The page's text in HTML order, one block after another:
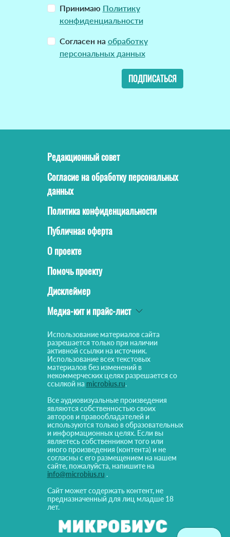
Принимаю Политику
конфиденциальности
Согласен на обработку
персональных данных
ПОДПИСАТЬСЯ
Редакционный совет
Согласие на обработку персональных
данных
Политика конфиденциальности
Публичная оферта
О проекте
Помочь проекту
Дисклеймер
Медиа-кит и прайс-лист
Использование материалов сайта
разрешается только при наличии
активной ссылки на источник.
Использование всех текстовых
материалов без изменений в
некоммерческих целях разрешается со
ссылкой на microbius.ru.
Все аудиовизуальные произведения
являются собственностью своих
авторов и правообладателей и
используются только в образовательных
и информационных целях. Если вы
являетесь собственником того или
иного произведения (контента) и не
согласны с его размещением на нашем
сайте, пожалуйста, напишите на
info@microbius.ru .
Сайт может содержать контент, не
предназначенный для лиц младше 18
лет.